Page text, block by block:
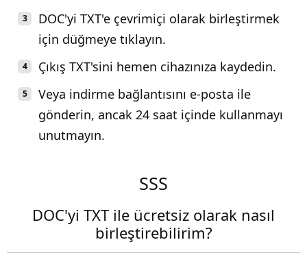
DOC'yi TXT'e çevrimiçi olarak birleştirmek
için düğmeye tıklayın.
Çıkış TXT'sini hemen cihazınıza kaydedin.
Veya indirme bağlantısını e-posta ile
gönderin, ancak 24 saat içinde kullanmayı
unutmayın.
SSS
DOC'yi TXT ile ücretsiz olarak nasıl
birleştirebilirim?